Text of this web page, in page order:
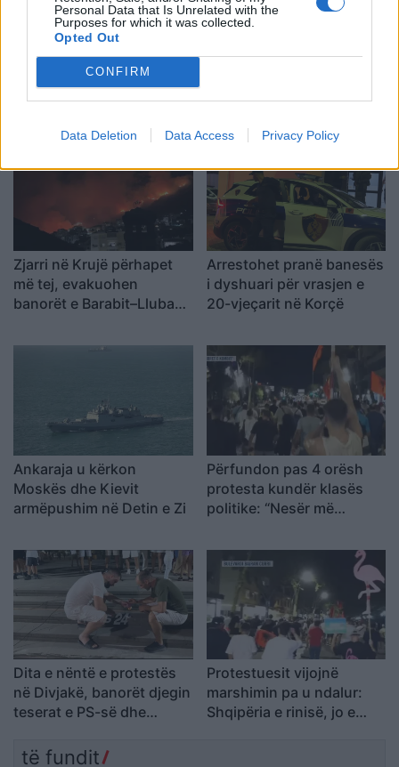
Personal Data that Is Unrelated with the
Purposes for which it was collected.
Opted Out
CONFIRM
Data Deletion Data Access Privacy Policy
Pas dy vitesh në kërkim
për dosjen e inceneratorit
të Tiranës, arrestohet
Arrestohet 73-vjeçari në
djegur barin dhe flakët u
Zjarri në Krujë përhapet
më tej, evakuohen
banorët e Barabit–Lluban,
armatimesh
Arrestohet pranë banesës
i dyshuari për vrasjen e
20-vjeçarit në Korçë
Ankaraja u kërkon
Moskës dhe Kievit
armëpushim në Detin e Zi
Përfundon pas 4 orësh
protesta kundër klasës
politike: “Nesër më
Dita e nëntë e protestës
në Divjakë, banorët djegin
teserat e PS-së dhe
me Lushnjën
Protestuesit vijojnë
marshimin pa u ndalur:
Shqipëria e rinisë, jo e
të fundit